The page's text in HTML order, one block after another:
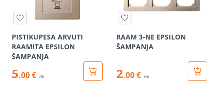
PISTIKUPESA ARVUTI
RAAMITA EPSILON
ŠAMPANJA
5.00 € /tk
RAAM 3-NE EPSILON
ŠAMPANJA
2.00 € /tk